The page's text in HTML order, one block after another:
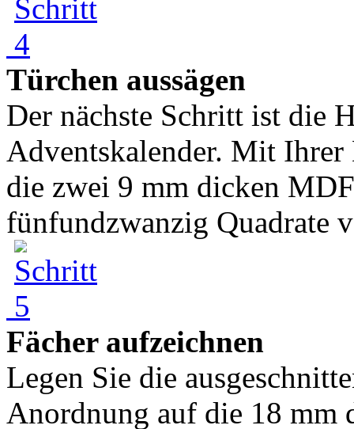
Türchen aussägen
Der nächste Schritt ist die
Adventskalender. Mit Ihrer
die zwei 9 mm dicken
fünfundzwanzig Quadrate
Fächer aufzeichnen
Legen Sie die
Anordnung auf die 18 mm